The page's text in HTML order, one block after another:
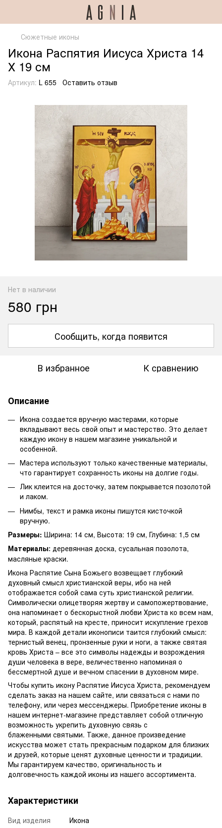
Сюжетные иконы
Икона Распятия Иисуса Христа 14
Х 19 см
Артикул: L 655 Оставить отзыв
Нет в наличии
580 грн
Сообщить, когда появится
В избранное К сравнению
Описание
Икона создается вручную мастерами, которые
вкладывают весь свой опыт и мастерство. Это делает
каждую икону в нашем магазине уникальной и
особенной.
Мастера используют только качественные материалы,
что гарантирует сохранность иконы на долгие годы.
Лик клеится на досточку, затем покрывается позолотой
и лаком.
Нимбы, текст и рамка иконы пишутся кисточкой
вручную.
Размеры: Ширина: 14 см, Высота: 19 см, Глубина: 1,5 см
Материалы: деревянная доска, сусальная позолота,
масляные краски.
Икона Распятие Сына Божьего возвещает глубокий
духовный смысл христианской веры, ибо на ней
отображается собой сама суть христианской религии.
Символически олицетворяя жертву и самопожертвование,
она напоминает о бескорыстной любви Христа ко всем нам,
который, распятый на кресте, приносит искупление грехов
мира. В каждой детали иконописи таится глубокий смысл:
тернистый венец, пронзенные руки и ноги, а также святая
кровь Христа – все это символы надежды и возрождения
души человека в вере, величественно напоминая о
бессмертной душе и вечном спасении в духовном мире.
Чтобы купить икону Распятие Иисуса Христа, рекомендуем
сделать заказ на нашем сайте, или связаться с нами по
телефону, или через мессенджеры. Приобретение иконы в
нашем интернет-магазине представляет собой отличную
возможность укрепить духовную связь с
блаженными святыми. Также, данное произведение
искусства может стать прекрасным подарком для близких
и друзей, которые ценят духовные ценности и традиции.
Мы гарантируем качество, оригинальность и
долговечность каждой иконы из нашего ассортимента.
Характеристики
Вид изделия
Икона